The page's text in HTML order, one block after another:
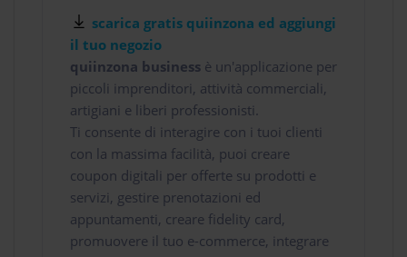
scarica gratis quiinzona ed aggiungi
il tuo negozio
quiinzona business è un'applicazione per
piccoli imprenditori, attività commerciali,
artigiani e liberi professionisti.
Ti consente di interagire con i tuoi clienti
con la massima facilità, puoi creare
coupon digitali per offerte su prodotti e
servizi, gestire prenotazioni ed
appuntamenti, creare fidelity card,
promuovere il tuo e-commerce, integrare